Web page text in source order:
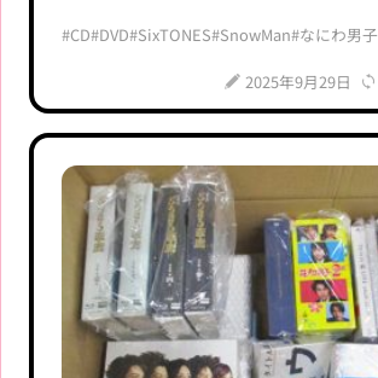
#CD#DVD#SixTONES#SnowMan#なにわ男子
2025年9月29日